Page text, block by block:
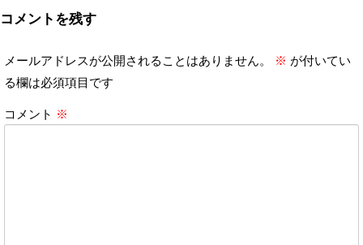
コメントを残す
メールアドレスが公開されることはありません。 ※ が付いてい
る欄は必須項目です
コメント ※